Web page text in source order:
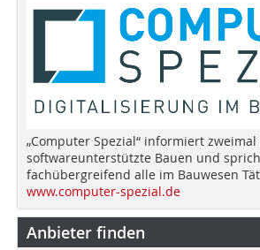
„Computer Spezial“ informiert
softwareunterstützte Bauen und
fachübergreifend alle im Bauwesen
www.computer-spezial.de
Anbieter finden